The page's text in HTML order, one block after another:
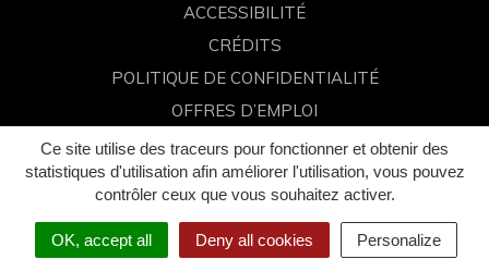
ACCESSIBILITÉ
CRÉDITS
POLITIQUE DE CONFIDENTIALITÉ
OFFRES D’EMPLOI
FAQ
Ce site utilise des traceurs pour fonctionner et obtenir des
statistiques d'utilisation afin améliorer l'utilisation, vous pouvez
contrôler ceux que vous souhaitez activer.
OK, accept all Deny all cookies Personalize